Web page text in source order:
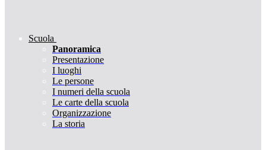
Scuola
Panoramica
Presentazione
I luoghi
Le persone
I numeri della scuola
Le carte della scuola
Organizzazione
La storia